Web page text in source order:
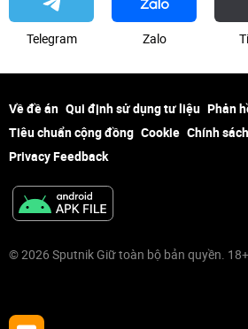
Telegram Zalo
Về đề án Qui định sử dụng tư liệu Phản
Tiêu chuẩn cộng đồng Cookie Chính
Privacy Feedback
© 2026 Sputnik Giữ toàn bộ bản quyền. 18+